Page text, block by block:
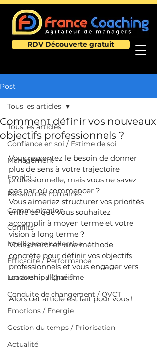
RDV Découverte gratuit
Post
Tous les articles
Confiance en soi / Estime de soi
Management
Emploi
Ressources humaines
Communication
Conflits
Intelligence collective
Efficacité / Performance
Leadership / Charisme
Conduite de changement / QVCT
Emotions / Energie
Gestion du temps / Priorisation
Actualité
Tous les articles
Comment définir vos nouveaux
objectifs professionnels ?
Vous ressentez le besoin de donner
plus de sens à votre trajectoire
professionnelle, mais vous ne savez
pas par où commencer ?
Vous aimeriez structurer vos priorités
entre ce que vous souhaitez
accomplir à moyen terme et votre
vision à long terme ?
Vous cherchez une méthode
concrète pour définir vos objectifs
professionnels et vous engager vers
un avenir aligné ?
Alors cet article est fait pour vous !